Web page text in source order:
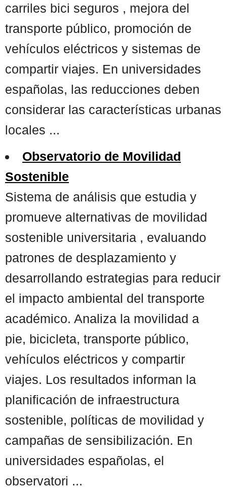
carriles bici seguros , mejora del
transporte público, promoción de
vehículos eléctricos y sistemas de
compartir viajes. En universidades
españolas, las reducciones deben
considerar las características urbanas
locales ...
Observatorio de Movilidad
Sostenible
Sistema de análisis que estudia y
promueve alternativas de movilidad
sostenible universitaria , evaluando
patrones de desplazamiento y
desarrollando estrategias para reducir
el impacto ambiental del transporte
académico. Analiza la movilidad a
pie, bicicleta, transporte público,
vehículos eléctricos y compartir
viajes. Los resultados informan la
planificación de infraestructura
sostenible, políticas de movilidad y
campañas de sensibilización. En
universidades españolas, el
observatori ...